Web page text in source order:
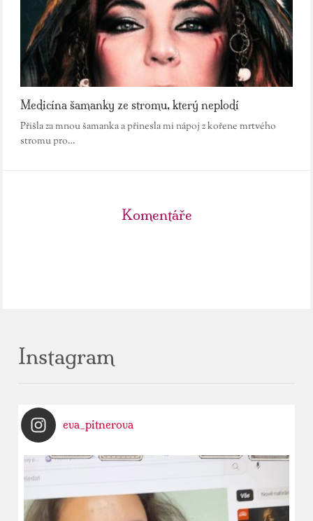
Medicína šamanky ze stromu, který neplodí
Přišla za mnou šamanka a přinesla mi nápoj z kořene mrtvého
stromu pro…
Komentáře
Instagram
eva_pitnerova